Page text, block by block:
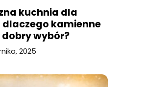
kuchnia dla
dlaczego kamienne
wybór?
2025